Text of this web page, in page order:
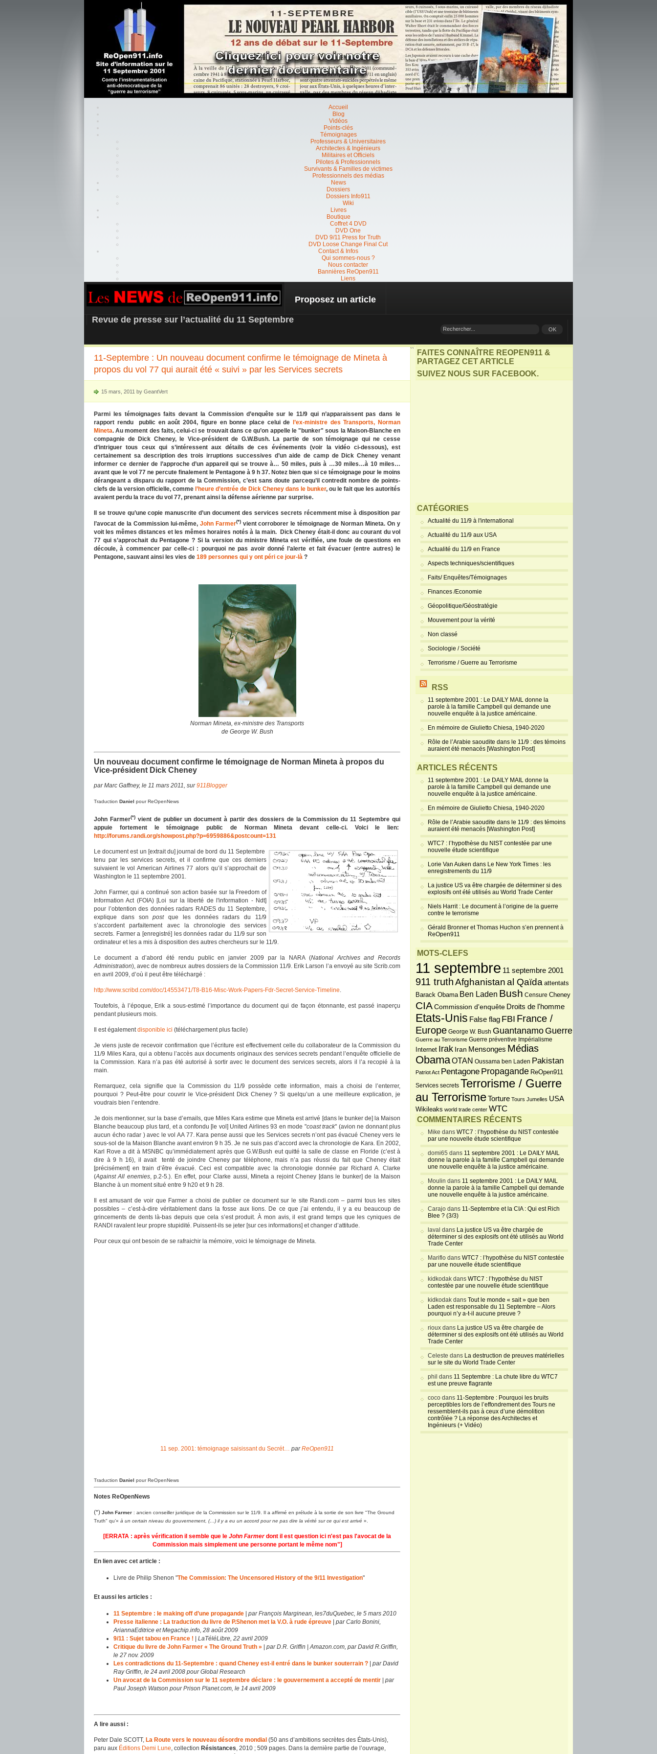
Accueil
Blog
Vidéos
Points-clés
Témoignages
Professeurs & Universitaires
Architectes & Ingénieurs
Militaires et Officiels
Pilotes & Professionnels
Survivants & Familles de victimes
Professionnels des médias
News
Dossiers
Dossiers Info911
Wiki
Livres
Boutique
Coffret 4 DVD
DVD One
DVD 9/11 Press for Truth
DVD Loose Change Final Cut
Contact & Infos
Qui sommes-nous ?
Nous contacter
Bannières ReOpen911
Liens
REOPEN911 – NEWS
Proposez un article
Revue de presse sur l’actualité du 11 Septembre
11-Septembre : Un nouveau document confirme le témoignage de Mineta à
propos du vol 77 qui aurait été « suivi » par les Services secrets
15 mars, 2011 by GeantVert
Parmi les témoignages faits devant la Commission d’enquête sur le 11/9 qui n’apparaissent pas dans le
rapport rendu public en août 2004, figure en bonne place celui de
l’ex-ministre des Transports, Norman
Mineta. Au moment des faits, celui-ci se trouvait dans ce qu’on appelle le "bunker" sous la Maison-Blanche en
compagnie de Dick Cheney, le Vice-président de G.W.Bush. La partie de son témoignage qui ne cesse
d’intriguer tous ceux qui s’intéressent aux détails de ces événements (voir la vidéo ci-dessous), est
certainement sa description des trois irruptions successives d’un aide de camp de Dick Cheney venant
informer ce dernier de l’approche d’un appareil qui se trouve à… 50 miles, puis à …30 miles…à 10 miles…
avant que le vol 77 ne percute finalement le Pentagone à 9 h 37. Notez bien que si ce témoignage pour le moins
dérangeant a disparu du rapport de la Commission, c’est sans doute parcequ’il contredit nombre de points-
clefs de la version officielle, comme l’heure d’entrée de Dick Cheney dans le bunker, ou le fait que les autorités
avaient perdu la trace du vol 77, prenant ainsi la défense aérienne par surprise.
Il se trouve qu’une copie manuscrite d’un document des services secrets récemment mise à disposition par
l’avocat de la Commission lui-même, John Farmer(*) vient corroborer le témoignage de Norman Mineta. On y
voit les mêmes distances et les mêmes horaires notés à la main. Dick Cheney était-il donc au courant du vol
77 qui s’approchait du Pentagone ? Si la version du ministre Mineta est vérifiée, une foule de questions en
découle, à commencer par celle-ci : pourquoi ne pas avoir donné l’alerte et fait évacuer (entre autres) le
Pentagone, sauvant ainsi les vies de 189 personnes qui y ont péri ce jour-là ?
Norman Mineta, ex-ministre des Transports
de George W. Bush
Un nouveau document confirme le témoignage de Norman Mineta à propos du
Vice-président Dick Cheney
par Marc Gaffney, le 11 mars 2011, sur911Blogger
Traduction Daniel pour ReOpenNews
John Farmer(*)vient de publier un document à partir des dossiers de la Commission du 11 Septembre qui
appuie fortement le témoignage public de Norman Mineta devant celle-ci. Voici le lien:
http://forums.randi.org/showpost.php?p=6959886&postcount=131
Le document est un [extrait du] journal de bord du 11 Septembre
tenu par les services secrets, et il confirme que ces derniers
suivaient le vol American Airlines 77 alors qu’il s’approchait de
Washington le 11 septembre 2001.
John Farmer, qui a continué son action basée sur la Freedom of
Information Act (FOIA) [Loi sur la liberté de l'information - Ndt]
pour l’obtention des données radars RADES du 11 Septembre,
explique dans sonpostque les données radars du 11/9
s’accordent parfaitement avec la chronologie des services
secrets. Farmer a [enregistré] les données radar du 11/9 sur son
ordinateur et les a mis à disposition des autres chercheurs sur le 11/9.
Le document a d’abord été rendu public en janvier 2009 par la NARA (National Archives and Records
Administration), avec de nombreux autres dossiers de la Commission 11/9. Erik Larson l’a envoyé au site Scrib.com
en avril 2009, d’où il peut être téléchargé :
http://www.scribd.com/doc/14553471/T8-B16-Misc-Work-Papers-Fdr-Secret-Service-Timeline.
Toutefois, à l’époque, Erik a sous-estimé l’importance du document qui de façon étonnante, est passé inaperçu
pendant plusieurs mois.
Il est égalementdisponible ici (téléchargement plus facile)
Je viens juste de recevoir confirmation que l’écriture est effectivement celle du collaborateur de la Commission du
11/9 Miles Kara, qui a obtenu l’accès aux documents originaux des services secrets pendant l’enquête officielle de
la Commission. Kara n’a pas été autorisé à sortir avec le document des services secrets, alors il l’a recopié à la
main.
Remarquez, cela signifie que la Commission du 11/9 possède cette information, mais a choisi de l’enterrer,
pourquoi ? Peut-être pour couvrir le Vice-président Dick Cheney ? Si quelqu’un a une meilleure explication, je
voudrais bien l’entendre.
Je dois mentionner, sur la base d’emails, que Miles Kara estime que Mineta est arrivé [dans le bunker de] la Maison
Blanche beaucoup plus tard, et a confondu [le vol] United Airlines 93 en mode "coast track" (avion ne donnant plus
aucun écho radar ) avec le vol AA 77. Kara pense aussi que les Services secrets n’ont pas évacué Cheney vers le
sous-sol de la Maison Blanche avant environ 9 h 35. Je ne suis pas d’accord avec la chronologie de Kara. En 2002,
Karl Rove a dit à MSNBC qu’immédiatement après que G.W.Bush eut quitté la salle de classe en Floride (c’est à
dire à 9 h 16), il avait tenté de joindre Cheney par téléphone, mais n’a pas réussi du fait que Cheney était
[précisément] en train d’être évacué. Ceci est compatible avec la chronologie donnée par Richard A. Clarke
(Against All enemies, p.2-5.). En effet, pour Clarke aussi, Mineta a rejoint Cheney [dans le bunker] de la Maison
Blanche à un moment situé entre 9 h20 et 9 h 28.
Il est amusant de voir que Farmer a choisi de publier ce document sur le site Randi.com – parmi tous les sites
possibles – c’est-à-dire véritablement dans la fosse aux lions. De ce que j’ai entendu, il y a eu beaucoup de
grincements de dents là-bas depuis que cela s’est produit. À mon avis, il est grand temps que les cyniques de
RANDI ravalent leur propre stupidité. Puissent-ils se jeter [sur ces informations] et changer d’attitude.
Pour ceux qui ont besoin de se rafraichir la mémoire, voici le témoignage de Mineta.
11 sep. 2001: témoignage saisissant du Secrét… parReOpen911
Traduction Daniel pour ReOpenNews
Notes ReOpenNews
(*) John Farmer : ancien conseiller juridique de la Commission sur le 11/9. Il a affirmé en prélude à la sortie de son livre "The Ground
Truth" qu’« à un certain niveau du gouvernement, (…) il y a eu un accord pour ne pas dire la vérité sur ce qui est arrivé ».
[ERRATA : après vérification il semble que le John Farmerdont il est question ici n'est pas l'avocat de la
Commission mais simplement une personne portant le même nom"]
En lien avec cet article :
Livre de Philip Shenon "The Commission: The Uncensored History of the 9/11 Investigation"
Et aussi les articles :
11 Septembre : le making off d’une propagande
par François Marginean, les7duQuebec, le 5 mars 2010
Presse italienne : La traduction du livre de P.Shenon met la V.O. à rude épreuve
par Carlo Bonini,
AriannaEditrice et Megachip.info, 28 août 2009
9/11 : Sujet tabou en France !
LaTéléLibre, 22 avril 2009
Critique du livre de John Farmer « The Ground Truth »
par D.R. Griffin | Amazon.com, par David R.Griffin,
le 27 nov. 2009
Les contradictions du 11-Septembre : quand Cheney est-il entré dans le bunker souterrain ?
par David
Ray Griffin, le 24 avril 2008 pour Global Research
Un avocat de la Commission sur le 11 septembre déclare : le gouvernement a accepté de mentir
par
Paul Joseph Watson pour Prison Planet.com, le 14 avril 2009
A lire aussi :
Peter Dale SCOTT, La Route vers le nouveau désordre mondial (50 ans d’ambitions secrètes des États-Unis),
paru aux Éditions Demi Lune, collection Résistances, 2010 ; 509 pages. Dans la dernière partie de l’ouvrage,
``
FAITES CONNAÎTRE REOPEN911 &
PARTAGEZ CET ARTICLE
SUIVEZ NOUS SUR FACEBOOK.
CATÉGORIES
Actualité du 11/9 à l'international
Actualité du 11/9 aux USA
Actualité du 11/9 en France
Aspects techniques/scientifiques
Faits/ Enquêtes/Témoignages
Finances /Economie
Géopolitique/Géostratégie
Mouvement pour la vérité
Non classé
Sociologie / Société
Terrorisme / Guerre au Terrorisme
RSS
11 septembre 2001 : Le DAILY MAIL donne la
parole à la famille Campbell qui demande une
nouvelle enquête à la justice américaine.
En mémoire de Giulietto Chiesa, 1940-2020
Rôle de l’Arabie saoudite dans le 11/9 : des témoins
auraient été menacés [Washington Post]
ARTICLES RÉCENTS
11 septembre 2001 : Le DAILY MAIL donne la
parole à la famille Campbell qui demande une
nouvelle enquête à la justice américaine.
En mémoire de Giulietto Chiesa, 1940-2020
Rôle de l’Arabie saoudite dans le 11/9 : des témoins
auraient été menacés [Washington Post]
WTC7 : l’hypothèse du NIST contestée par une
nouvelle étude scientifique
Lorie Van Auken dans Le New York Times : les
enregistrements du 11/9
La justice US va être chargée de déterminer si des
explosifs ont été utilisés au World Trade Center
Niels Harrit : Le document à l’origine de la guerre
contre le terrorisme
Gérald Bronner et Thomas Huchon s’en prennent à
ReOpen911
MOTS-CLEFS
11 septembre 11 septembre 2001
911 truthAfghanistanal Qaïda attentats
Barack Obama Ben Laden Bush Censure Cheney
CIA Commission d'enquête Droits de l'homme
Etats-Unis False flag FBI France /
Europe George W. Bush Guantanamo Guerre
Guerre au Terrorisme Guerre préventive Impérialisme
Internet Irak Iran Mensonges Médias
ObamaOTAN Oussama ben Laden Pakistan
Patriot Act Pentagone Propagande ReOpen911
Services secrets Terrorisme / Guerre
au TerrorismeTorture Tours Jumelles USA
Wikileaks world trade center WTC
COMMENTAIRES RÉCENTS
Mike dans WTC7 : l’hypothèse du NIST contestée
par une nouvelle étude scientifique
domi65 dans 11 septembre 2001 : Le DAILY MAIL
donne la parole à la famille Campbell qui demande
une nouvelle enquête à la justice américaine.
Moulin dans 11 septembre 2001 : Le DAILY MAIL
donne la parole à la famille Campbell qui demande
une nouvelle enquête à la justice américaine.
Carajo dans 11-Septembre et la CIA : Qui est Rich
Blee ? (3/3)
laval dans La justice US va être chargée de
déterminer si des explosifs ont été utilisés au World
Trade Center
Mariflo dans WTC7 : l’hypothèse du NIST contestée
par une nouvelle étude scientifique
kidkodak dans WTC7 : l’hypothèse du NIST
contestée par une nouvelle étude scientifique
kidkodak dans Tout le monde « sait » que ben
Laden est responsable du 11 Septembre – Alors
pourquoi n’y a-t-il aucune preuve ?
rioux dans La justice US va être chargée de
déterminer si des explosifs ont été utilisés au World
Trade Center
Celeste dans La destruction de preuves matérielles
sur le site du World Trade Center
phil dans 11 Septembre : La chute libre du WTC7
est une preuve flagrante
coco dans 11-Septembre : Pourquoi les bruits
perceptibles lors de l’effondrement des Tours ne
ressemblent-ils pas à ceux d’une démolition
contrôlée ? La réponse des Architectes et
Ingénieurs (+ Vidéo)